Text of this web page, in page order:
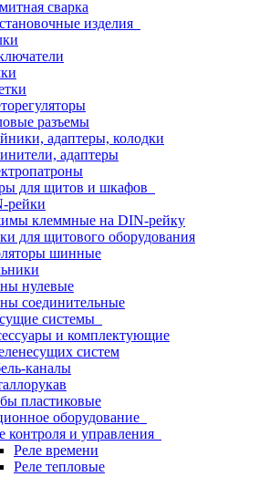
сварка
изделия
разъемы
адаптеры, колодки
адаптеры
для щитов и шкафов
рейки
клеммные на DIN-рейку
для щитового оборудования
шинные
нулевые
соединительные
системы
и комплектующие
систем
каналы
пластиковые
оборудование
контроля и управления
Реле времени
Реле тепловые